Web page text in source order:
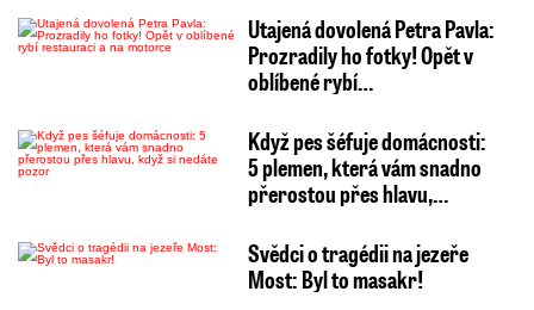
Utajená dovolená Petra Pavla:
Prozradily ho fotky! Opět v
oblíbené rybí…
Když pes šéfuje domácnosti:
5 plemen, která vám snadno
přerostou přes hlavu,…
Svědci o tragédii na jezeře
Most: Byl to masakr!